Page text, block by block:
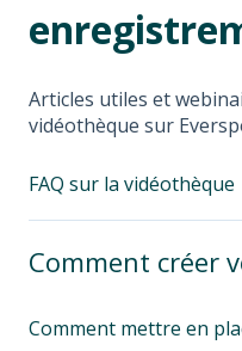
Articles utiles et
vidéothèque sur
FAQ sur la vidéothèque
Comment créer
Comment mettre en